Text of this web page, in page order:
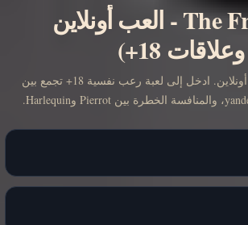
The
- العب أونلاين
18+)
العب The Freak Circus أونلاين. ادخل إلى لعبة رعب نفسية 18+ تجمع بين